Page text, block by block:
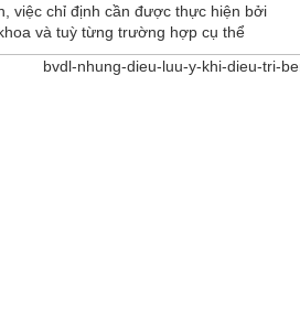
việc chỉ định cần được thực hiện bởi
và tuỳ từng trường hợp cụ thể